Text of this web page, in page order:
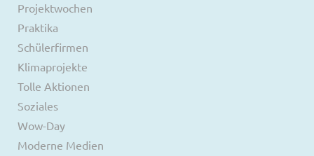
Projektwochen
Praktika
Schülerfirmen
Klimaprojekte
Tolle Aktionen
Soziales
Wow-Day
Moderne Medien